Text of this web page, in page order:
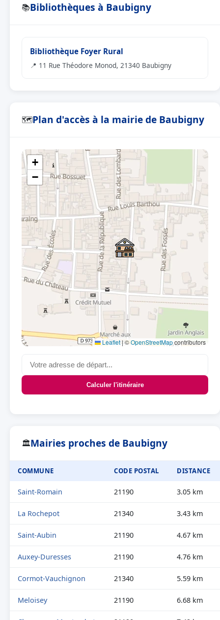
📚Bibliothèques à Baubigny
Bibliothèque Foyer Rural
📍 11 Rue Théodore Monod, 21340 Baubigny
🗺Plan d'accès à la mairie de Baubigny
+
−
Leaflet|©OpenStreetMapcontributors
Calculer l'itinéraire
🏛Mairies proches de Baubigny
COMMUNE CODE POSTAL DISTANCE
Saint-Romain 21190 3.05 km
La Rochepot 21340 3.43 km
Saint-Aubin 21190 4.67 km
Auxey-Duresses 21190 4.76 km
Cormot-Vauchignon 21340 5.59 km
Meloisey 21190 6.68 km